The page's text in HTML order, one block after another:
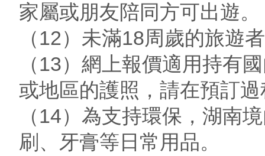
家屬或朋友陪同方可出遊。
（12）未滿18周歲的旅遊
（13）網上報價適用持有
或地區的護照，請在預訂
（14）為支持環保，湖南
刷、牙膏等日常用品。